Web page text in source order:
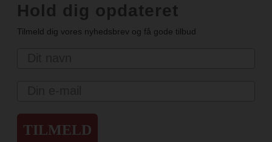
Hold dig opdateret
Tilmeld dig vores nyhedsbrev og få gode tilbud
TILMELD